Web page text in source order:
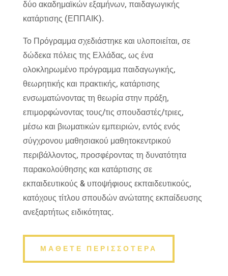
δύο ακαδημαϊκών εξαμήνων, παιδαγωγικής
κατάρτισης (ΕΠΠΑΙΚ).
Το Πρόγραμμα σχεδιάστηκε και υλοποιείται, σε
δώδεκα πόλεις της Ελλάδας, ως ένα
ολοκληρωμένο πρόγραμμα παιδαγωγικής,
θεωρητικής και πρακτικής, κατάρτισης
ενσωματώνοντας τη θεωρία στην πράξη,
επιμορφώνοντας τους/τις σπουδαστές/τριες,
μέσω και βιωματικών εμπειριών, εντός ενός
σύγχρονου μαθησιακού μαθητοκεντρικού
περιβάλλοντος, προσφέροντας τη δυνατότητα
παρακολούθησης και κατάρτισης σε
εκπαιδευτικούς & υποψήφιους εκπαιδευτικούς,
κατόχους τίτλου σπουδών ανώτατης εκπαίδευσης
ανεξαρτήτως ειδικότητας.
ΜΑΘΕΤΕ ΠΕΡΙΣΣΟΤΕΡΑ